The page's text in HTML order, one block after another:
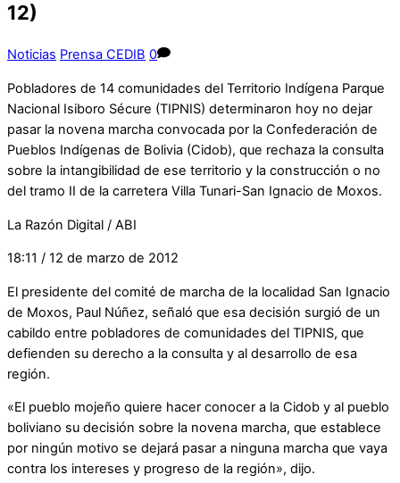
12)
Noticias Prensa CEDIB 0
Pobladores de 14 comunidades del Territorio Indígena Parque
Nacional Isiboro Sécure (TIPNIS) determinaron hoy no dejar
pasar la novena marcha convocada por la Confederación de
Pueblos Indígenas de Bolivia (Cidob), que rechaza la consulta
sobre la intangibilidad de ese territorio y la construcción o no
del tramo II de la carretera Villa Tunari-San Ignacio de Moxos.
La Razón Digital / ABI
18:11 / 12 de marzo de 2012
El presidente del comité de marcha de la localidad San Ignacio
de Moxos, Paul Núñez, señaló que esa decisión surgió de un
cabildo entre pobladores de comunidades del TIPNIS, que
defienden su derecho a la consulta y al desarrollo de esa
región.
«El pueblo mojeño quiere hacer conocer a la Cidob y al pueblo
boliviano su decisión sobre la novena marcha, que establece
por ningún motivo se dejará pasar a ninguna marcha que vaya
contra los intereses y progreso de la región», dijo.